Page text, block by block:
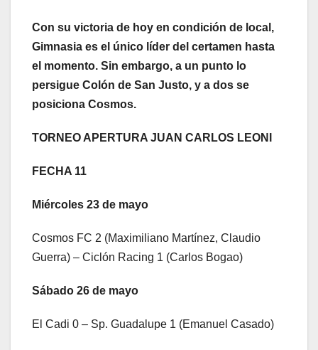
Con su victoria de hoy en condición de local,
Gimnasia es el único líder del certamen hasta
el momento. Sin embargo, a un punto lo
persigue Colón de San Justo, y a dos se
posiciona Cosmos.
TORNEO APERTURA JUAN CARLOS LEONI
FECHA 11
Miércoles 23 de mayo
Cosmos FC 2 (Maximiliano Martínez, Claudio
Guerra) – Ciclón Racing 1 (Carlos Bogao)
Sábado 26 de mayo
El Cadi 0 – Sp. Guadalupe 1 (Emanuel Casado)